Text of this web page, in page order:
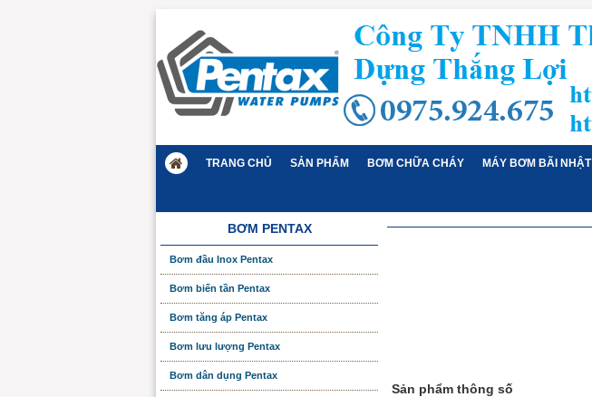
TRANG CHỦ SẢN PHẨM BƠM CHỮA CHÁY MÁY BƠM BÃI NHẬT
Sản phẩm thông số
BƠM PENTAX
Bơm đầu Inox Pentax
Bơm biến tần Pentax
Bơm tăng áp Pentax
Bơm lưu lượng Pentax
Bơm dân dụng Pentax